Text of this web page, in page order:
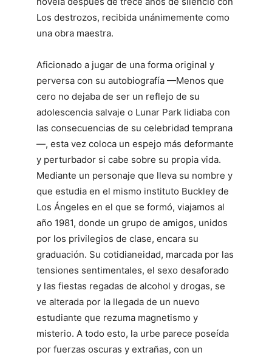
Los destrozos, recibida unánimemente como
una obra maestra.
Aficionado a jugar de una forma original y
perversa con su autobiografía —Menos que
cero no dejaba de ser un reflejo de su
adolescencia salvaje o Lunar Park lidiaba con
las consecuencias de su celebridad temprana
—, esta vez coloca un espejo más deformante
y perturbador si cabe sobre su propia vida.
Mediante un personaje que lleva su nombre y
que estudia en el mismo instituto Buckley de
Los Ángeles en el que se formó, viajamos al
año 1981, donde un grupo de amigos, unidos
por los privilegios de clase, encara su
graduación. Su cotidianeidad, marcada por las
tensiones sentimentales, el sexo desaforado
y las fiestas regadas de alcohol y drogas, se
ve alterada por la llegada de un nuevo
estudiante que rezuma magnetismo y
misterio. A todo esto, la urbe parece poseída
por fuerzas oscuras y extrañas, con un